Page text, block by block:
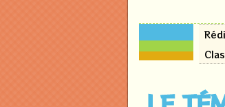
21
février
2024